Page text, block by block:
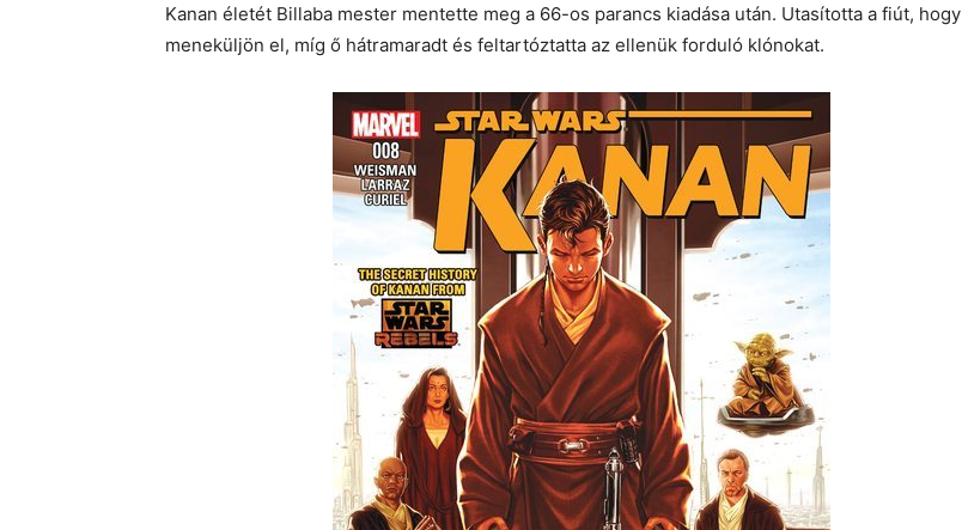
Kanan életét Billaba mester mentette meg a 66-os parancs kiadása után. Utasította a fiút, hogy
meneküljön el, míg ő hátramaradt és feltartóztatta az ellenük forduló klónokat.